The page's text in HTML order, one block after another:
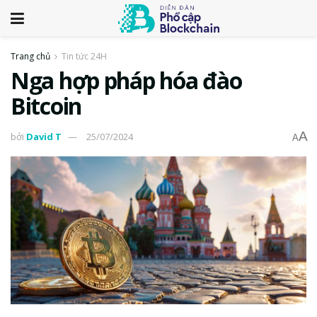
Trang chủ Tin tức 24H
Nga hợp pháp hóa đào
Bitcoin
bởi David T 25/07/2024 AA